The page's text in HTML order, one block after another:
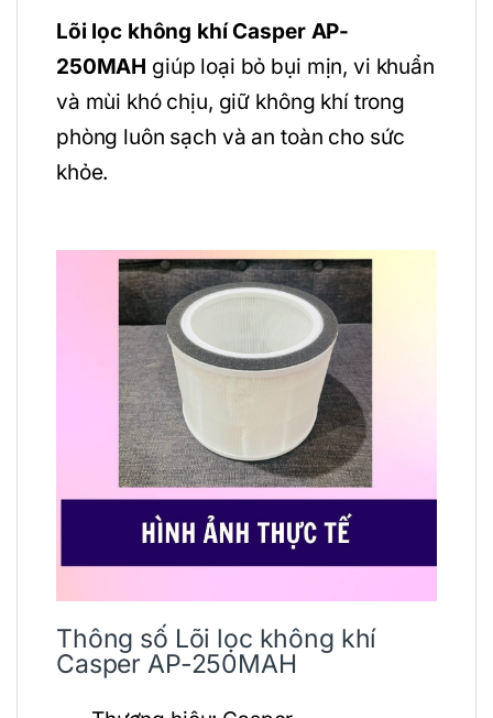
Lõi lọc không khí Casper AP-
250MAH giúp loại bỏ bụi mịn, vi khuẩn
và mùi khó chịu, giữ không khí trong
phòng luôn sạch và an toàn cho sức
khỏe.
Thông số Lõi lọc không khí
Casper AP-250MAH